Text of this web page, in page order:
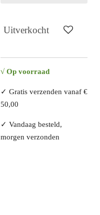
Uitverkocht
√ Op voorraad
✓ Gratis verzenden vanaf €
50,00
✓ Vandaag besteld,
morgen verzonden